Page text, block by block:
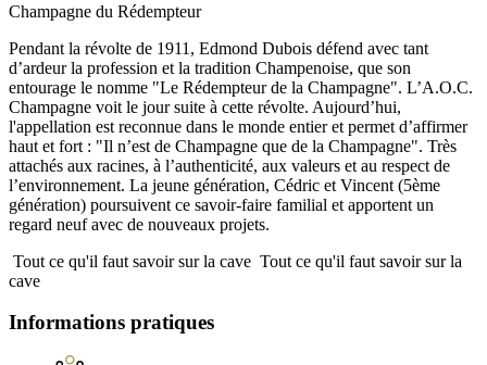
Champagne du Rédempteur
Pendant la révolte de 1911, Edmond Dubois défend avec tant
d’ardeur la profession et la tradition Champenoise, que son
entourage le nomme "Le Rédempteur de la Champagne". L’A.O.C.
Champagne voit le jour suite à cette révolte. Aujourd’hui,
l'appellation est reconnue dans le monde entier et permet d’affirmer
haut et fort : "Il n’est de Champagne que de la Champagne". Très
attachés aux racines, à l’authenticité, aux valeurs et au respect de
l’environnement. La jeune génération, Cédric et Vincent (5ème
génération) poursuivent ce savoir-faire familial et apportent un
regard neuf avec de nouveaux projets.
Tout ce qu'il faut savoir sur la cave Tout ce qu'il faut savoir sur la
cave
Informations pratiques